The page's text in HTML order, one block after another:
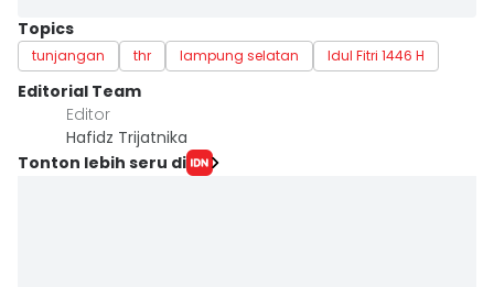
Topics
tunjangan thr lampung selatan Idul Fitri 1446 H
Editorial Team
Editor
Hafidz Trijatnika
Tonton lebih seru di